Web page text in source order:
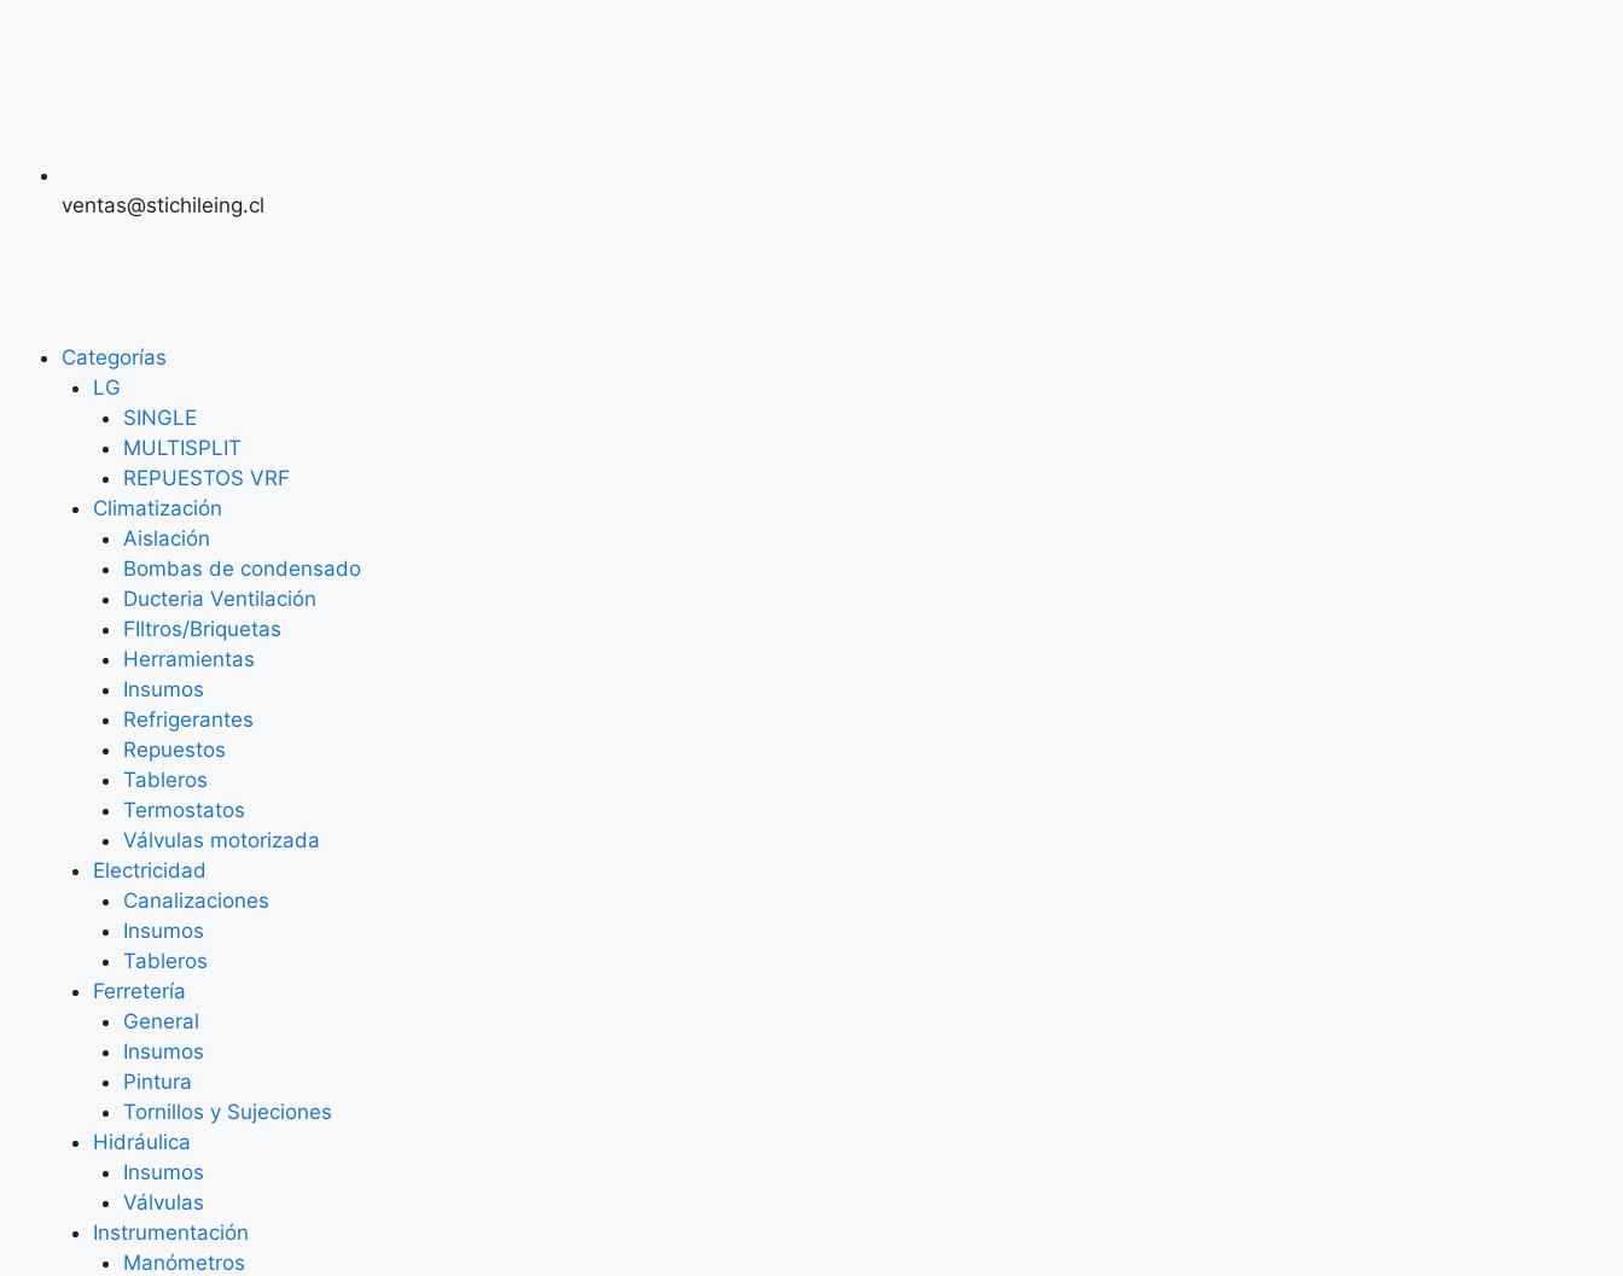
ventas@stichileing.cl
Categorías
LG
SINGLE
MULTISPLIT
REPUESTOS VRF
Climatización
Aislación
Bombas de condensado
Ducteria Ventilación
FIltros/Briquetas
Herramientas
Insumos
Refrigerantes
Repuestos
Tableros
Termostatos
Válvulas motorizada
Electricidad
Canalizaciones
Insumos
Tableros
Ferretería
General
Insumos
Pintura
Tornillos y Sujeciones
Hidráulica
Insumos
Válvulas
Instrumentación
Manómetros